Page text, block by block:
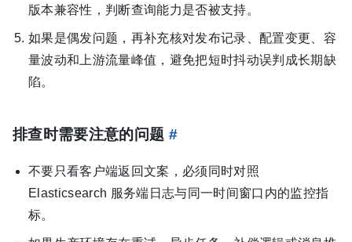
版本兼容性，判断查询能力是否被支持。
如果是偶发问题，再补充核对发布记录、配置变更、容
量波动和上游流量峰值，避免把短时抖动误判成长期缺
陷。
排查时需要注意的问题 #
不要只看客户端返回文案，必须同时对照
Elasticsearch 服务端日志与同一时间窗口内的监控指
标。